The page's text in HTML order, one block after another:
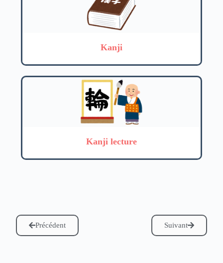
Kanji
Kanji lecture
Précédent Suivant